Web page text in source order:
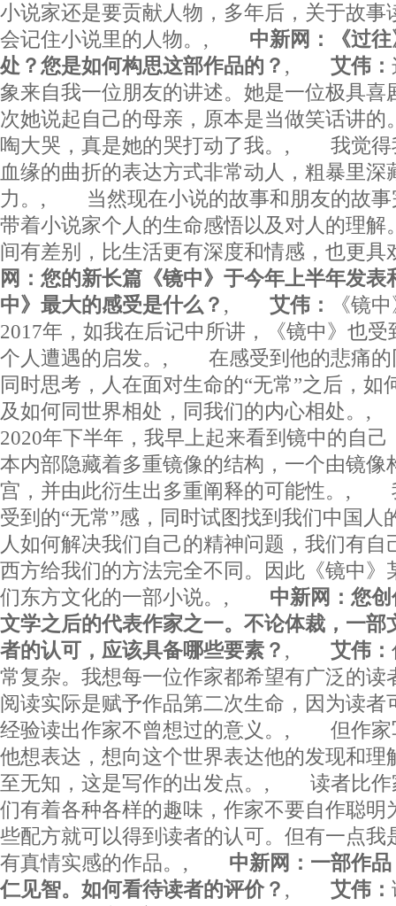
小说家还是要贡献人物，多年后，关于故事
会记住小说里的人物。, 中新网：《过
处？您是如何构思这部作品的？ , 艾伟：
象来自我一位朋友的讲述。她是一位极具喜
次她说起自己的母亲，原本是当做笑话讲的
啕大哭，真是她的哭打动了我。, 我觉得
血缘的曲折的表达方式非常动人，粗暴里深
力。, 当然现在小说的故事和朋友的故事
带着小说家个人的生命感悟以及对人的理解
间有差别，比生活更有深度和情感，也
网：您的新长篇《镜中》于今年上半年发表
中》最大的感受是什么？ , 艾伟：
《镜
2017年，如我在后记中所讲，《镜中》也
个人遭遇的启发。, 在感受到他的悲痛的
同时思考，人在面对生命的“无常”之后，如
及如何同世界相处，同我们的内心相处
2020年下半年，我早上起来看到镜中的自
本内部隐藏着多重镜像的结构，一个由镜像
宫，并由此衍生出多重阐释的可能性。,
受到的“无常”感，同时试图找到我们中国人
人如何解决我们自己的精神问题，我们有自
西方给我们的方法完全不同。因此《镜中》
们东方文化的一部小说。, 中新网：您
文学之后的代表作家之一。不论体裁，一部
者的认可，应该具备哪些要素？ , 艾伟：
常复杂。我想每一位作家都希望有广泛的读
阅读实际是赋予作品第二次生命，因为读者
经验读出作家不曾想过的意义。, 但作家
他想表达，想向这个世界表达他的发现和理
至无知，这是写作的出发点。, 读者比作
们有着各种各样的趣味，作家不要自作聪明
些配方就可以得到读者的认可。但有一点我
有真情实感的作品。, 中新网：一部作
仁见智。如何看待读者的评价？ , 艾伟：